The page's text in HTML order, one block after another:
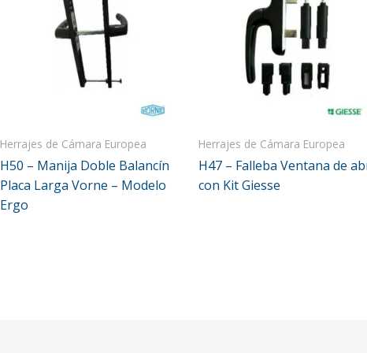
Herrajes de Cámara Europea
H50 – Manija Doble Balancín
Placa Larga Vorne – Modelo
Ergo
Herrajes de Cámara Europea
H47 – Falleba Ventana de
con Kit Giesse